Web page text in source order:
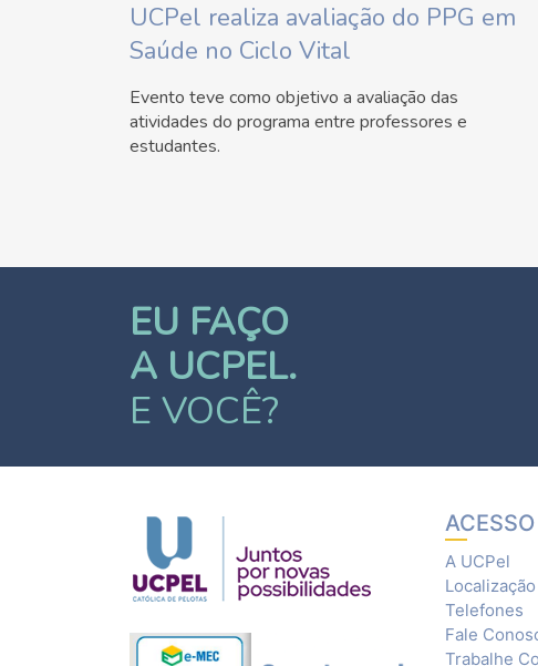
UCPel realiza avaliação do PPG em
Saúde no Ciclo Vital
Evento teve como objetivo a avaliação das
atividades do programa entre professores e
estudantes.
EU FAÇO
A UCPEL.
E VOCÊ?
A UCPel
Localização
Telefones
Fale
Trabalhe